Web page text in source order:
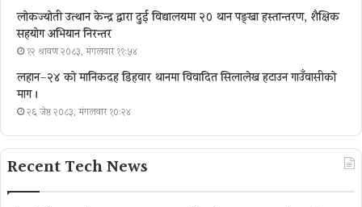
लोकज्योती उत्थान केन्द्र द्वारा दुई विद्यालयमा २० थान पङ्खा हस्तान्तरण, शैक्षिक
सहयोग अभियान निरन्तर
१२ श्रावण २०८३, मंगलवार ११:५४
लहान–२४ को मानिकदह डिहवार थानमा विवादित सिलालेख हटाउन गाउँवासीको
माग ।
२६ जेष्ठ २०८३, मंगलवार १०:२४
Recent Tech News